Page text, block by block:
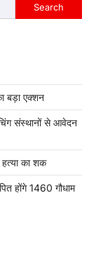
Search
बड़ा एक्शन
संस्थानों से आवेदन
हत्या का शक
होंगे 1460 गौधाम